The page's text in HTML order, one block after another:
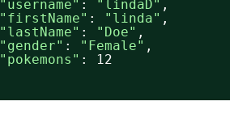
"username" : "lindaD" ,
"firstName" : "linda" ,
"lastName" : "Doe" ,
"gender" : "Female" ,
"pokemons" : 12